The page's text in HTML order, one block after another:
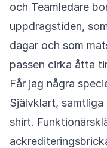
och Teamledare
uppdragstiden,
dagar och som
passen cirka åtta
Får jag några
Självklart,
shirt.